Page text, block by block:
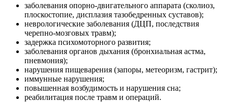
заболевания опорно-двигательного аппарата (сколиоз,
плоскостопие, дисплазия тазобедренных суставов);
неврологические заболевания (ДЦП, последствия
черепно-мозговых травм);
задержка психомоторного развития;
заболевания органов дыхания (бронхиальная астма,
пневмония);
нарушения пищеварения (запоры, метеоризм, гастрит);
иммунные нарушения;
повышенная возбудимость и нарушения сна;
реабилитация после травм и операций.